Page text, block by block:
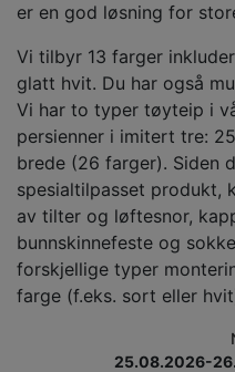
er en god løsning for
Vi tilbyr 13 farger
glatt hvit. Du har også
Vi har to typer tøyteip i
persienner i imitert tre:
brede (26 farger). Siden
spesialtilpasset produkt,
av tilter og løftesnor,
bunnskinnefeste og
forskjellige typer
farge (f.eks. sort eller
25.08.2026-